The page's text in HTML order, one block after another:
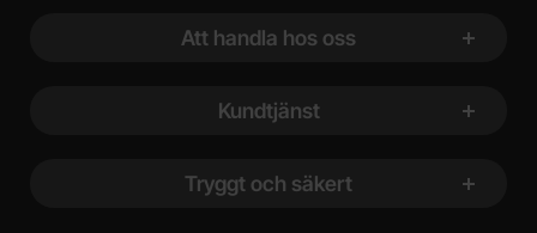
Att handla hos oss
Kundtjänst
Tryggt och säkert